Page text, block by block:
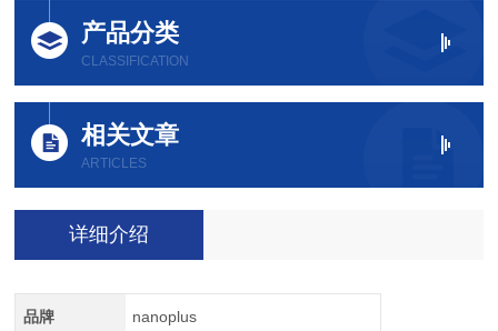
产品分类
CLASSIFICATION
相关文章
ARTICLES
详细介绍
品牌 nanoplus